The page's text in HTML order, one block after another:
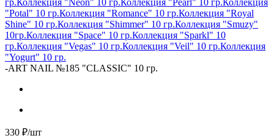
"Potal" 10 гр.Коллекция "Romance" 10 гр.Коллекция "Royal
Shine" 10 гр.Коллекция "Shimmer" 10 гр.Коллекция "Smuzy"
10гр.Коллекция "Space" 10 гр.Коллекция "Sparkl" 10
гр.Коллекция "Vegas" 10 гр.Коллекция "Veil" 10 гр.Коллекция
"Yogurt" 10 гр.
-ART NAIL №185 "CLASSIC" 10 гр.
330 ₽/шт